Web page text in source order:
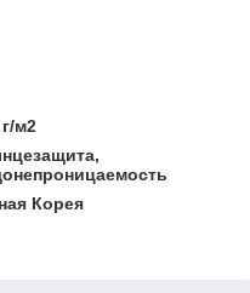
м2
Корея